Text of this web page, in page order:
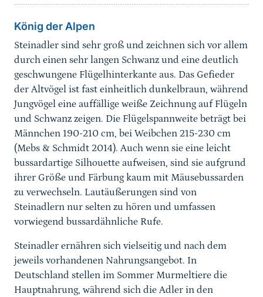
König der Alpen
Steinadler sind sehr groß und zeichnen sich vor allem
durch einen sehr langen Schwanz und eine deutlich
geschwungene Flügelhinterkante aus. Das Gefieder
der Altvögel ist fast einheitlich dunkelbraun, während
Jungvögel eine auffällige weiße Zeichnung auf Flügeln
und Schwanz zeigen. Die Flügelspannweite beträgt bei
Männchen 190-210 cm, bei Weibchen 215-230 cm
(Mebs & Schmidt 2014). Auch wenn sie eine leicht
bussardartige Silhouette aufweisen, sind sie aufgrund
ihrer Größe und Färbung kaum mit Mäusebussarden
zu verwechseln. Lautäußerungen sind von
Steinadlern nur selten zu hören und umfassen
vorwiegend bussardähnliche Rufe.
Steinadler ernähren sich vielseitig und nach dem
jeweils vorhandenen Nahrungsangebot. In
Deutschland stellen im Sommer Murmeltiere die
Hauptnahrung, während sich die Adler in den